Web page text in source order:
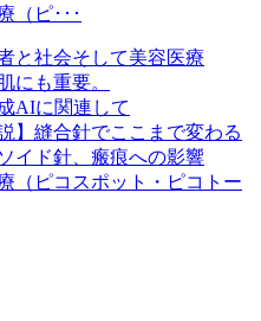
（ピ･･･
と社会そして美容医療
にも重要。
AIに関連して
】縫合針でここまで変わる
イド針、瘢痕への影響
（ピコスポット・ピコトー